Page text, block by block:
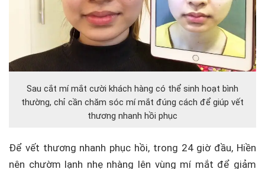
Sau cắt mí mắt cười khách hàng có thể sinh hoạt bình
thường, chỉ cần chăm sóc mí mắt đúng cách để giúp vết
thương nhanh hồi phục
Để vết thương nhanh phục hồi, trong 24 giờ đầu, Hiền
nên chườm lạnh nhẹ nhàng lên vùng mí mắt để giảm